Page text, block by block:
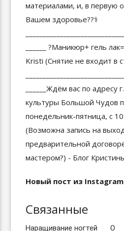
Новый пост из Instagram
Связанные
Наращивание ногтей О